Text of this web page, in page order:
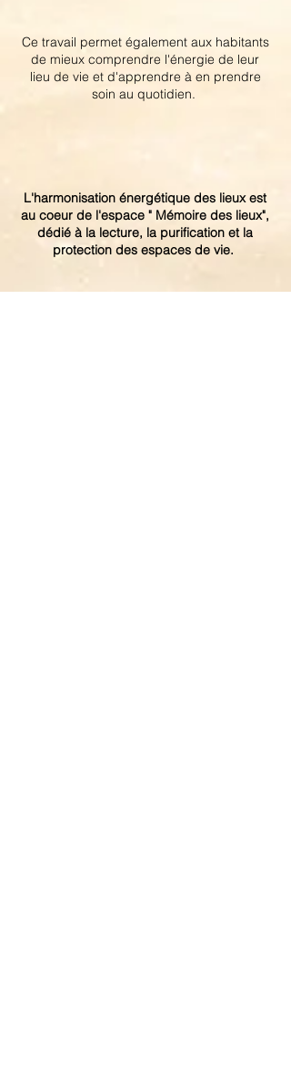
Ce travail permet également aux habitants
de mieux comprendre l'énergie de leur
lieu de vie et d'apprendre à en prendre
soin au quotidien. ​
L'harmonisation énergétique des lieux est
au coeur de l'espace " Mémoire des lieux",
dédié à la lecture, la purification et la
protection des espaces de vie.